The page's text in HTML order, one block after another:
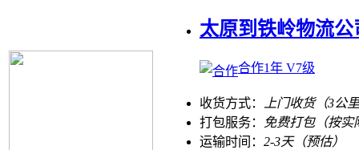
太原到铁岭物流
合作1年 V7级
收货方式： 上门收货（3公
打包服务： 免费打包（按实
运输时间： 2-3天（预估）